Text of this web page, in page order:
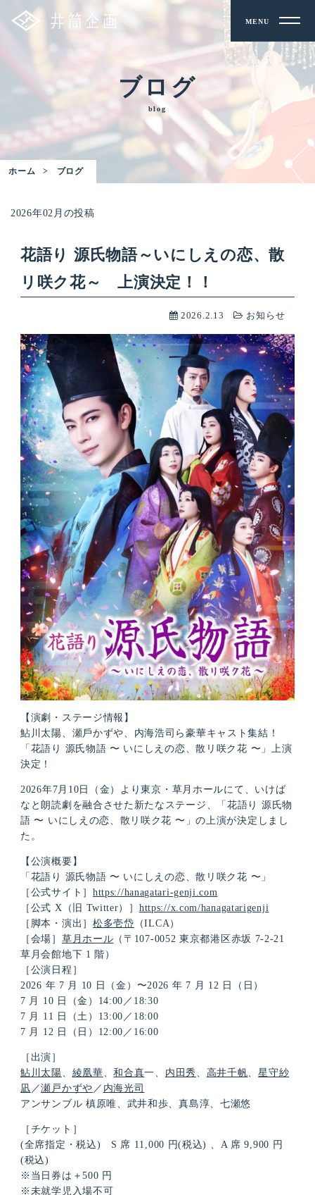
MENU
ブログ
blog
ホーム ブログ
2026年02月の投稿
花語り 源氏物語～いにしえの恋、散
リ咲ク花～ 上演決定！！
2026.2.13 お知らせ
【演劇・ステージ情報】
鮎川太陽、瀬⼾かずや、内海浩司ら豪華キャスト集結！
「花語り 源⽒物語 〜 いにしえの恋、散リ咲ク花 〜」上演
決定！
2026年7⽉10⽇（⾦）より東京・草⽉ホールにて、いけば
なと朗読劇を融合させた新たなステージ、「花語り 源⽒物
語 〜 いにしえの恋、散リ咲ク花 〜」の上演が決定しまし
た。
【公演概要】
「花語り 源⽒物語 〜 いにしえの恋、散リ咲ク花 〜」
［公式サイト］ https://hanagatari-genji.com
［公式 X（旧 Twitter）］ https://x.com/hanagatarigenji
［脚本・演出］ 松多壱岱 （ILCA）
［会場］ 草月ホール （〒107-0052 東京都港区⾚坂 7-2-21
草⽉会館地下 1 階）
［公演⽇程］
2026 年 7 ⽉ 10 ⽇（⾦）〜2026 年 7 ⽉ 12 ⽇（⽇）
7 ⽉ 10 ⽇（⾦）14:00／18:30
7 ⽉ 11 ⽇（⼟）13:00／18:00
7 ⽉ 12 ⽇（⽇）12:00／16:00
［出演］
鮎川太陽
綾凰華 、和合真⼀、 内田秀 高井千帆 、星守紗
凪 ／瀬戸かずや ／ 内海光司
アンサンブル 槙原唯、武井和歩、真島淳、七瀬悠
［チケット］
(全席指定・税込) S 席 11,000 円(税込) 、A 席 9,900 円
(税込)
※当⽇券は＋500 円
※未就学児⼊場不可